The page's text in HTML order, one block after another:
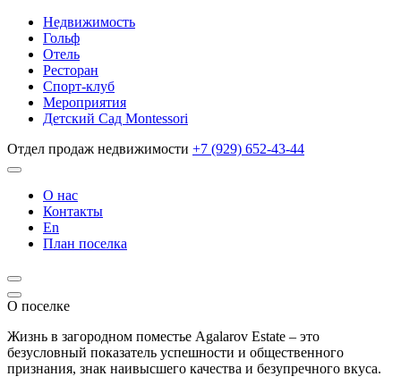
Недвижимость
Гольф
Отель
Ресторан
Спорт-клуб
Мероприятия
Детский Сад Montessori
Отдел продаж недвижимости +7 (929) 652-43-44
О нас
Контакты
En
План поселка
О поселке
Жизнь в загородном поместье Agalarov Estate – это
безусловный показатель успешности и общественного
признания, знак наивысшего качества и безупречного вкуса.